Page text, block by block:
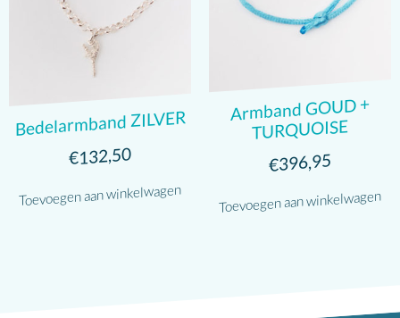
Bedelarmband ZILVER
€132,50
Toevoegen aan winkelwagen
Armband GOUD +
TURQUOISE
€396,95
Toevoegen aan winkelwagen